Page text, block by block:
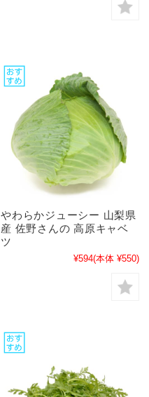
やわらかジューシー 山梨県
産 佐野さんの 高原キャベ
ツ
¥594(本体 ¥550)